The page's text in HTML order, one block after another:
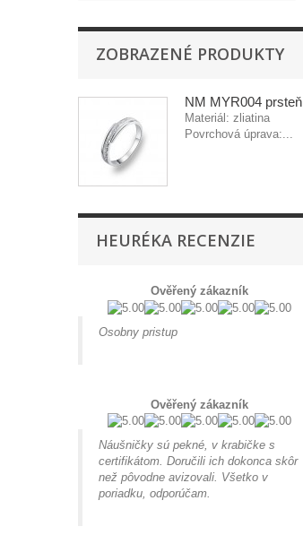
ZOBRAZENÉ PRODUKTY
NM MYR004 prsteň
Materiál: zliatina
Povrchová úprava:...
HEURÉKA RECENZIE
Ověřený zákazník
Osobny pristup
Ověřený zákazník
Náušničky sú pekné, v krabičke s
certifikátom. Doručili ich dokonca skôr
než pôvodne avizovali. Všetko v
poriadku, odporúčam.